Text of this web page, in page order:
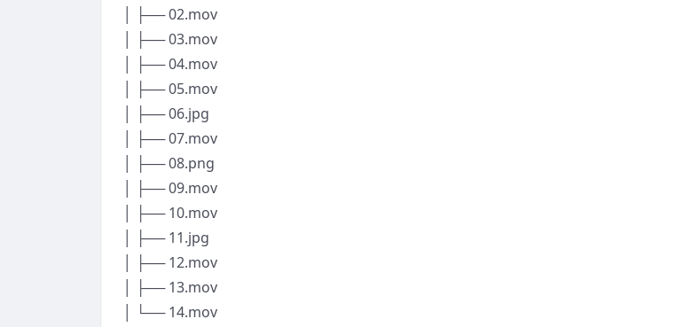
│ ├── 02.mov
│ ├── 03.mov
│ ├── 04.mov
│ ├── 05.mov
│ ├── 06.jpg
│ ├── 07.mov
│ ├── 08.png
│ ├── 09.mov
│ ├── 10.mov
│ ├── 11.jpg
│ ├── 12.mov
│ ├── 13.mov
│ └── 14.mov